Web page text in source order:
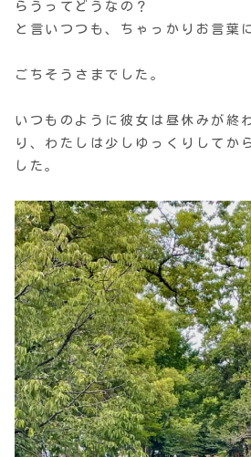
らうってどうなの？
と言いつつも、ちゃっかりお言葉
ごちそうさまでした。
いつものように彼女は昼休みが終
り、わたしは少しゆっくりしてか
した。